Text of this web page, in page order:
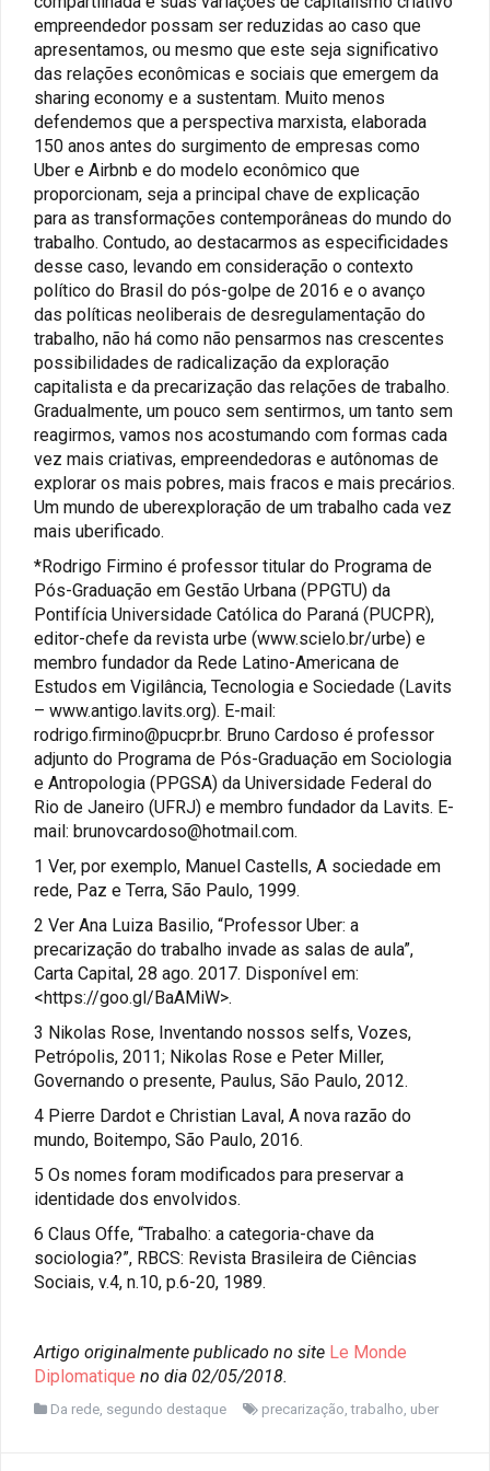
empreendedor possam ser reduzidas ao caso que
apresentamos, ou mesmo que este seja significativo
das relações econômicas e sociais que emergem da
sharing economy e a sustentam. Muito menos
defendemos que a perspectiva marxista, elaborada
150 anos antes do surgimento de empresas como
Uber e Airbnb e do modelo econômico que
proporcionam, seja a principal chave de explicação
para as transformações contemporâneas do mundo do
trabalho. Contudo, ao destacarmos as especificidades
desse caso, levando em consideração o contexto
político do Brasil do pós-golpe de 2016 e o avanço
das políticas neoliberais de desregulamentação do
trabalho, não há como não pensarmos nas crescentes
possibilidades de radicalização da exploração
capitalista e da precarização das relações de trabalho.
Gradualmente, um pouco sem sentirmos, um tanto sem
reagirmos, vamos nos acostumando com formas cada
vez mais criativas, empreendedoras e autônomas de
explorar os mais pobres, mais fracos e mais precários.
Um mundo de uberexploração de um trabalho cada vez
mais uberificado.
*Rodrigo Firmino é professor titular do Programa de
Pós-Graduação em Gestão Urbana (PPGTU) da
Pontifícia Universidade Católica do Paraná (PUCPR),
editor-chefe da revista urbe (www.scielo.br/urbe) e
membro fundador da Rede Latino-Americana de
Estudos em Vigilância, Tecnologia e Sociedade (Lavits
– www.antigo.lavits.org). E-mail:
rodrigo.firmino@pucpr.br. Bruno Cardoso é professor
adjunto do Programa de Pós-Graduação em Sociologia
e Antropologia (PPGSA) da Universidade Federal do
Rio de Janeiro (UFRJ) e membro fundador da Lavits. E-
mail: brunovcardoso@hotmail.com.
1 Ver, por exemplo, Manuel Castells, A sociedade em
rede, Paz e Terra, São Paulo, 1999.
2 Ver Ana Luiza Basilio, “Professor Uber: a
precarização do trabalho invade as salas de aula”,
Carta Capital, 28 ago. 2017. Disponível em:
<https://goo.gl/BaAMiW>.
3 Nikolas Rose, Inventando nossos selfs, Vozes,
Petrópolis, 2011; Nikolas Rose e Peter Miller,
Governando o presente, Paulus, São Paulo, 2012.
4 Pierre Dardot e Christian Laval, A nova razão do
mundo, Boitempo, São Paulo, 2016.
5 Os nomes foram modificados para preservar a
identidade dos envolvidos.
6 Claus Offe, “Trabalho: a categoria-chave da
sociologia?”, RBCS: Revista Brasileira de Ciências
Sociais, v.4, n.10, p.6-20, 1989.
Artigo originalmente publicado no site Le Monde
Diplomatique no dia 02/05/2018.
Da rede, segundo destaque precarização,trabalho, uber